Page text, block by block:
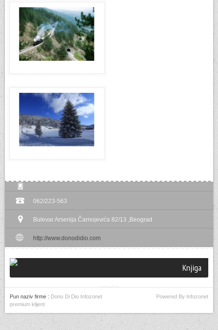
062/223-563
Bulevar Arsenija Čarnojevića 82/13 ,Beograd
http://www.donodidio.com
Knjiga
utisaka
Powered By Infozonet
Pun naziv firme : Dono Di Dio Infozonet
premium klijent